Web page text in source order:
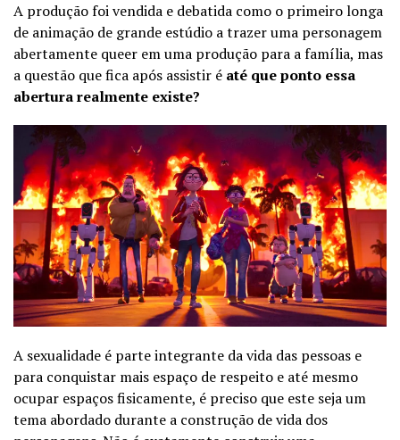
A produção foi vendida e debatida como o primeiro longa
de animação de grande estúdio a trazer uma personagem
abertamente queer em uma produção para a família, mas
a questão que fica após assistir é até que ponto essa
abertura realmente existe?
A sexualidade é parte integrante da vida das pessoas e
para conquistar mais espaço de respeito e até mesmo
ocupar espaços fisicamente, é preciso que este seja um
tema abordado durante a construção de vida dos